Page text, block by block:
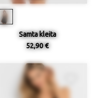
Samta kleita
52,90 €